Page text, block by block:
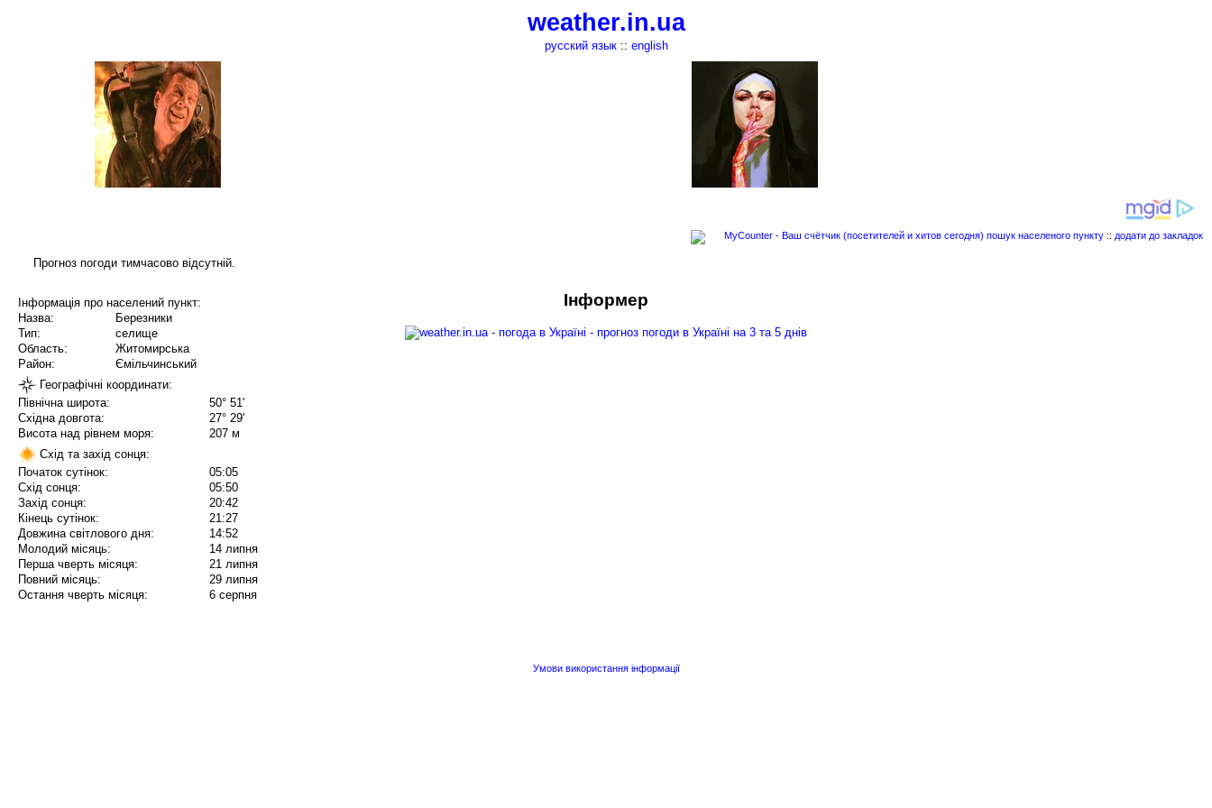
weather.in.ua
русский язык:: english
пошук населеного пункту :: додати до закладок
Прогноз погоди тимчасово відсутній.
Інформація про населений пункт:
Назва:
Березники
Тип:
селище
Область:
Житомирська
Район:
Ємільчинський
Географічні координати:
Північна широта:
50° 51'
Східна довгота:
27° 29'
Висота над рівнем моря:
207 м
Схід та захід сонця:
Початок сутінок:
05:05
Схід сонця:
05:50
Захід сонця:
20:42
Кінець сутінок:
21:27
Довжина світлового дня:
14:52
Молодий місяць:
14 липня
Перша чверть місяця:
21 липня
Повний місяць:
29 липня
Остання чверть місяця:
6 серпня
Інформер
Умови використання інформації